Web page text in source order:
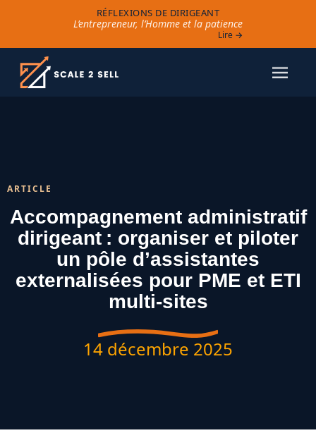
RÉFLEXIONS DE DIRIGEANT
L’entrepreneur, l’Homme et la patience
Lire →
ARTICLE
Accompagnement administratif
dirigeant : organiser et piloter
un pôle d’assistantes
externalisées pour PME et ETI
multi-sites
14 décembre 2025